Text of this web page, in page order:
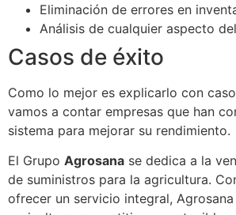
Eliminación de errores en
Análisis de cualquier aspecto
Casos de éxito
Como lo mejor es explicarlo con
vamos a contar empresas que han
sistema para mejorar su rendimiento.
El Grupo Agrosana se dedica a la
de suministros para la agricultura.
ofrecer un servicio integral,